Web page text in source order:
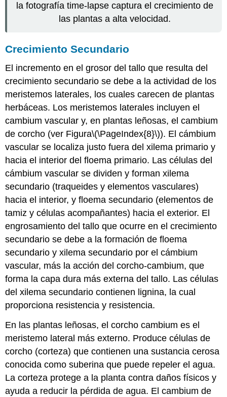
la fotografía time-lapse captura el crecimiento de
las plantas a alta velocidad.
Crecimiento Secundario
El incremento en el grosor del tallo que resulta del
crecimiento secundario se debe a la actividad de los
meristemos laterales, los cuales carecen de plantas
herbáceas. Los meristemos laterales incluyen el
cambium vascular y, en plantas leñosas, el cambium
de corcho (ver Figura\(\PageIndex{8}\)). El cámbium
vascular se localiza justo fuera del xilema primario y
hacia el interior del floema primario. Las células del
cámbium vascular se dividen y forman xilema
secundario (traqueides y elementos vasculares)
hacia el interior, y floema secundario (elementos de
tamiz y células acompañantes) hacia el exterior. El
engrosamiento del tallo que ocurre en el crecimiento
secundario se debe a la formación de floema
secundario y xilema secundario por el cámbium
vascular, más la acción del corcho-cambium, que
forma la capa dura más externa del tallo. Las células
del xilema secundario contienen lignina, la cual
proporciona resistencia y resistencia.
En las plantas leñosas, el corcho cambium es el
meristemo lateral más externo. Produce células de
corcho (corteza) que contienen una sustancia cerosa
conocida como suberina que puede repeler el agua.
La corteza protege a la planta contra daños físicos y
ayuda a reducir la pérdida de agua. El cambium de